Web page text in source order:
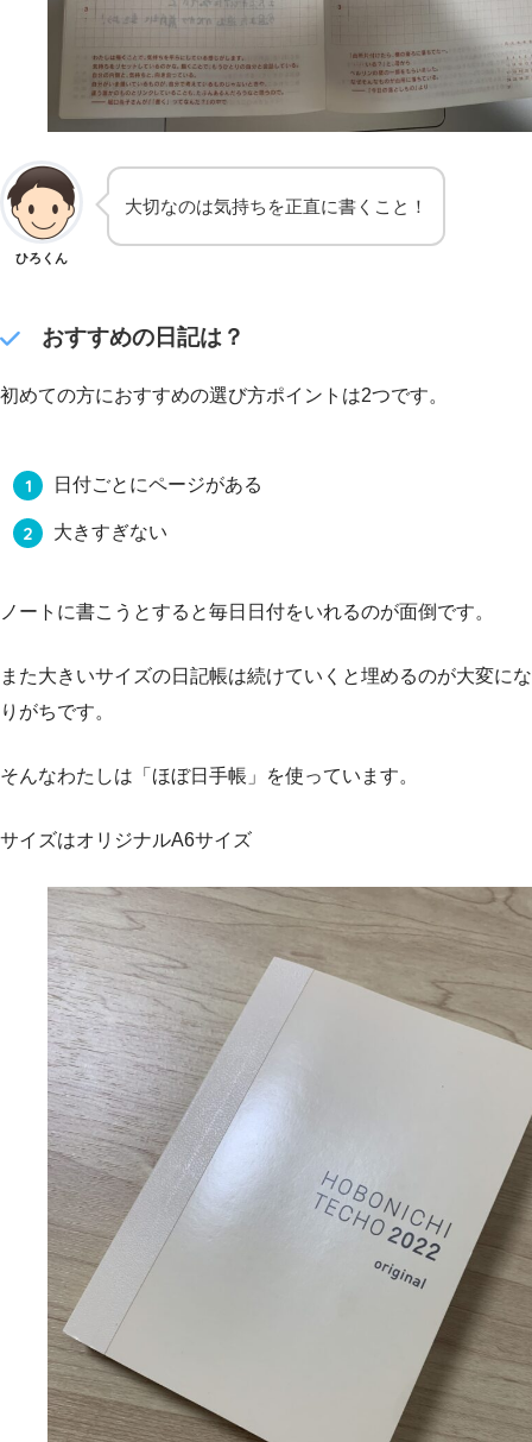
ひろくん
大切なのは気持ちを正直に書くこと！
おすすめの日記は？
初めての方におすすめの選び方ポイントは2つです。
日付ごとにページがある
大きすぎない
ノートに書こうとすると毎日日付をいれるのが面倒です。
また大きいサイズの日記帳は続けていくと埋めるのが大変にな
りがちです。
そんなわたしは「ほぼ日手帳」を使っています。
サイズはオリジナルA6サイズ